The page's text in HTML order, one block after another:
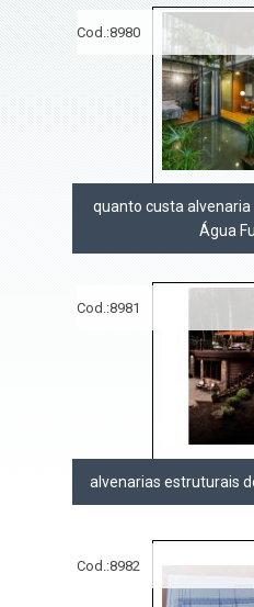
Cod.:8980
quanto custa
Água
Cod.:8981
alvenarias estruturais
Cod.:8982